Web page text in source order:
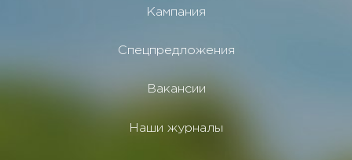
Кампания
Спецпредложения
Вакансии
Наши журналы